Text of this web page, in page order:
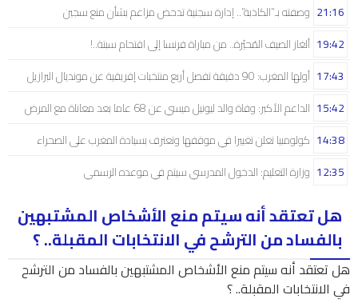
وصفته بـ”الكاذبة”.. إدارة سجنية تدحض مزاعم بشأن منع سجين 21:16
ألغاز الصيف المُحيّرة.. من مباراة فرنسا إلى اقتحام سبتة..! 19:42
أولها المغرب: 90 دقيقة تفصل أربع منتخبات إفريقية عن مونديال البرازيل 17:43
الداعم الأكبر: وفاة والد ليونيل ميسي عن 68 عاما بعد معاناة مع المرض 15:42
كولومبيا تعلن تغييرا في موقفها وتعترف بسيادة المغرب على الصحراء 14:38
وزارة التعليم: الدخول المدرسي سیتم في موعده الرسمي 12:35
هل تعتقد أنه سيتم منع الأشخاص المشتبهين
بالفساد من الترشح في الانتخابات المقبلة.. ؟
هل تعتقد أنه سيتم منع الأشخاص المشتبهين بالفساد من الترشح
في الانتخابات المقبلة.. ؟